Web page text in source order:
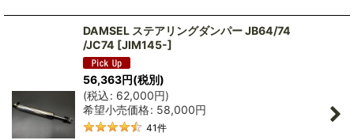
DAMSEL ステアリングダンパー JB64/74
/JC74 [JIM145-]
56,363円(税別)
(税込: 62,000円)
希望小売価格: 58,000円
41件